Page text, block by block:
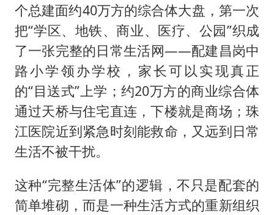
个总建面约40万方的综合体大盘，第一次
把“学区、地铁、商业、医疗、公园”织成
了一张完整的日常生活网——配建昌岗中
路小学领办学校，家长可以实现真正
的“目送式”上学；约20万方的商业综合体
通过天桥与住宅直连，下楼就是商场；珠
江医院近到紧急时刻能救命，又远到日常
生活不被干扰。
这种“完整生活体”的逻辑，不只是配套的
简单堆砌，而是一种生活方式的重新组织